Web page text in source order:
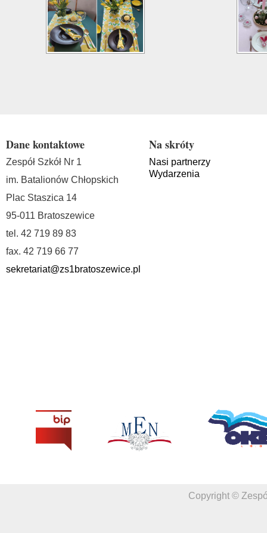
Dane kontaktowe
Zespół Szkół Nr 1
im. Batalionów Chłopskich
Plac Staszica 14
95-011 Bratoszewice
tel. 42 719 89 83
fax. 42 719 66 77
sekretariat@zs1bratoszewice.pl
Na skróty
Nasi partnerzy
Wydarzenia
Copyright ©